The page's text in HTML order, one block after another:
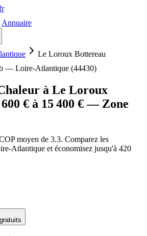
Annuaire
Le Loroux Bottereau
— Loire-Atlantique (44430)
à Le Loroux
€ à 15 400 € — Zone
moyen de 3.3. Comparez les
Atlantique et économisez jusqu'à 420